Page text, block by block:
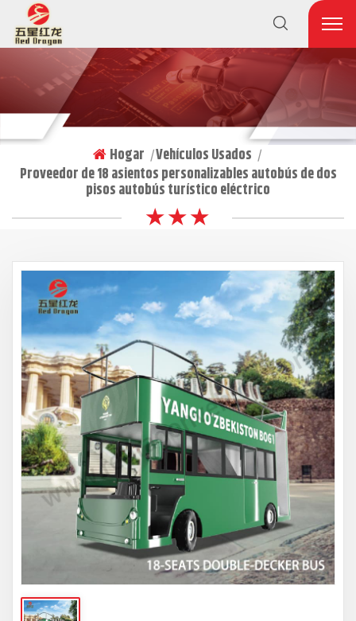
Hogar | Vehículos Usados |
Proveedor de 18 asientos personalizables autobús de dos
pisos autobús turístico eléctrico
★ ★ ★